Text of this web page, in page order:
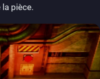
la pièce.